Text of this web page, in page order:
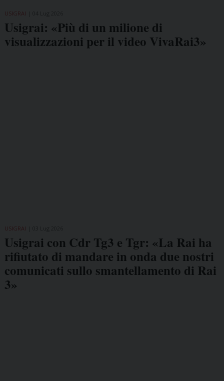
USIGRAI
Usigrai: «Più di un milione di
visualizzazioni per il video VivaRai3»
USIGRAI
Usigrai con Cdr Tg3 e Tgr: «La Rai ha
rifiutato di mandare in onda due nostri
comunicati sullo smantellamento di Rai
3»